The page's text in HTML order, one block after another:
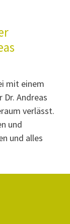
mit einem
Andreas
verlässt.
und
und alles